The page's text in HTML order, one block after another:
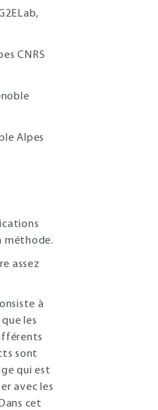
CNRS
Alpes
méthode.
assez
à
les
sont
qui est
avec les
cet